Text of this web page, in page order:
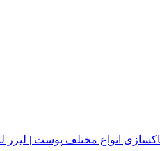
انواع مختلف پوست | لیزر